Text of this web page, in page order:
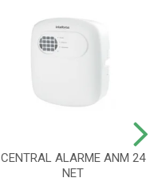
CENTRAL ALARME ANM 24
NET